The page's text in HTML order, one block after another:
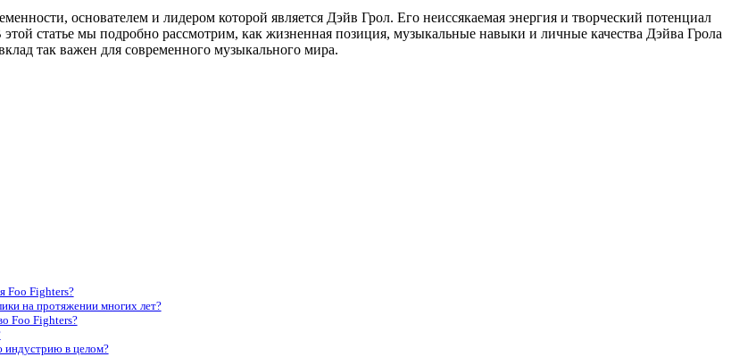
основателем и лидером которой является Дэйв Грол. Его неиссякаемая энергия и творческий потенциал
статье мы подробно рассмотрим, как жизненная позиция, музыкальные навыки и личные качества Дэйва Грола
так важен для современного музыкального мира.
Foo Fighters?
на протяжении многих лет?
Foo Fighters?
индустрию в целом?